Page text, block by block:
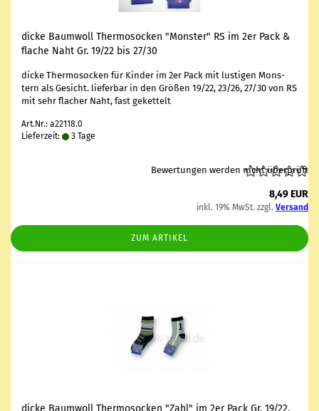
dicke Baum­woll Ther­mo­so­cken "Mons­ter" RS im 2er Pack &
fla­che Naht Gr. 19/22 bis 27/30
dicke Ther­mo­so­cken für Kin­der im 2er Pack mit lus­ti­gen Mons­
tern als Ge­sicht. lie­fer­bar in den Grö­ßen 19/22, 23/26, 27/30 von RS
mit sehr fla­cher Naht, fast ge­ket­telt
Art.Nr.: a22118.0
Lieferzeit:
3 Tage
Bewertungen werden nicht überprüft
8,49 EUR
inkl. 19% MwSt. zzgl. Versand
ZUM ARTIKEL
dicke Baum­woll Ther­mo­so­cken "Zahl" im 2er Pack Gr. 19/22,